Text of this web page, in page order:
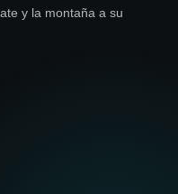
y la montaña a su